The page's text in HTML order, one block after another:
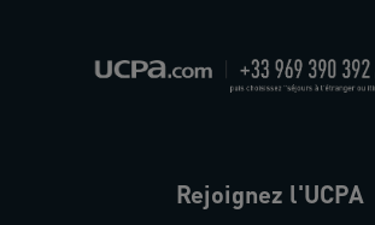
Rejoignez l'UCPA